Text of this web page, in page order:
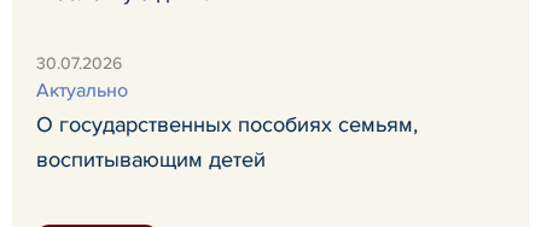
30.07.2026
Актуально
О государственных пособиях семьям,
воспитывающим детей